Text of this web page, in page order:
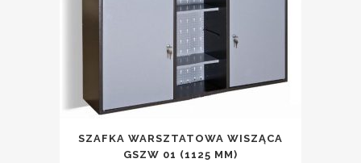
SZAFKA WARSZTATOWA WISZĄCA
GSZW 01 (1125 MM)